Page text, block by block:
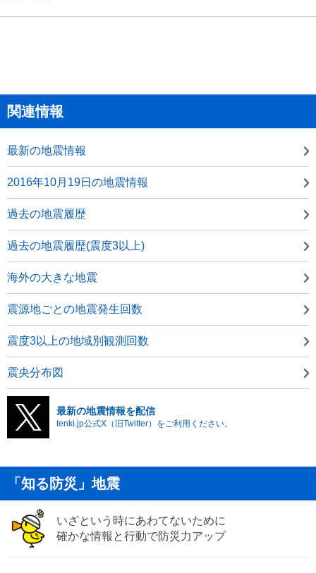
関連情報
最新の地震情報
2016年10月19日の地震情報
過去の地震履歴
過去の地震履歴(震度3以上)
海外の大きな地震
震源地ごとの地震発生回数
震度3以上の地域別観測回数
震央分布図
最新の地震情報を配信
tenki.jp公式X（旧Twitter）をご利用ください。
「知る防災」地震
いざという時にあわてないために
確かな情報と行動で防災力アップ